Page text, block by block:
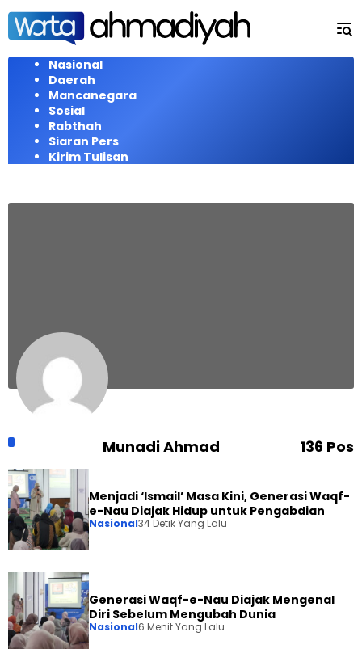
Langsung
konten
Nasional
Daerah
Mancanegara
Sosial
Rabthah
Siaran Pers
Kirim Tulisan
Munadi Ahmad 136 Pos
Menjadi ‘Ismail’ Masa Kini, Generasi Waqf-
e-Nau Diajak Hidup untuk Pengabdian
Nasional34 Detik Yang Lalu
Generasi Waqf-e-Nau Diajak Mengenal
Diri Sebelum Mengubah Dunia
Nasional6 Menit Yang Lalu